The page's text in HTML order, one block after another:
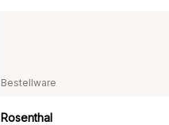
Bestellware
Rosenthal